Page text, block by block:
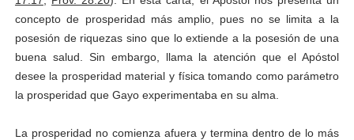
concepto de prosperidad más amplio, pues no se limita a la
posesión de riquezas sino que lo extiende a la posesión de una
buena salud. Sin embargo, llama la atención que el Apóstol
desee la prosperidad material y física tomando como parámetro
la prosperidad que Gayo experimentaba en su alma.
La prosperidad no comienza afuera y termina dentro de lo más